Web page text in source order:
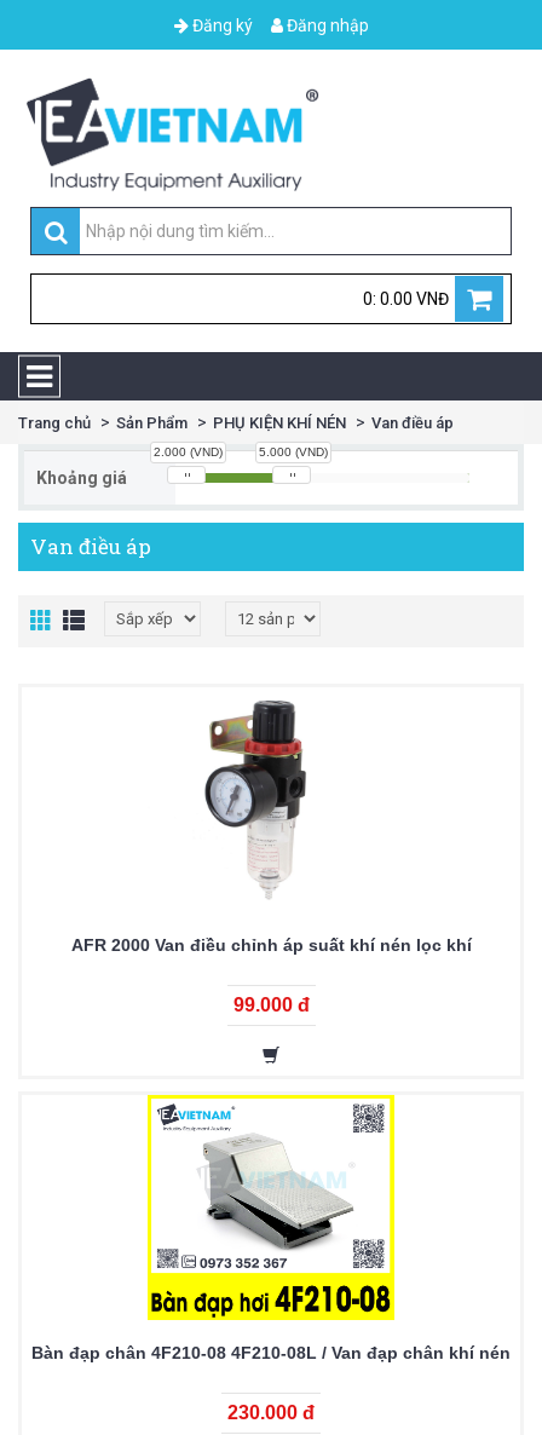
Đăng ký Đăng nhập
0: 0.00 VNĐ
Trang chủ Sản Phẩm PHỤ KIỆN KHÍ NÉN Van điều áp
Khoảng giá
2.000 (VND) 5.000 (VND)
Van điều áp
AFR 2000 Van điều chỉnh áp suất khí nén lọc khí
99.000 đ
Bàn đạp chân 4F210-08 4F210-08L / Van đạp chân khí nén
230.000 đ